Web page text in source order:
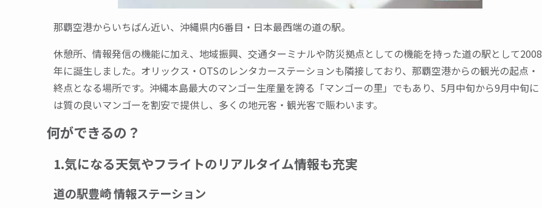
那覇空港からいちばん近い、沖縄県内6番目・日本最西端の道の駅。
休憩所、情報発信の機能に加え、地域振興、交通ターミナルや防災拠点としての機能を持った道の駅として2008
年に誕生しました。オリックス・OTSのレンタカーステーションも隣接しており、那覇空港からの観光の起点・
終点となる場所です。沖縄本島最大のマンゴー生産量を誇る「マンゴーの里」でもあり、5月中旬から9月中旬に
は質の良いマンゴーを割安で提供し、多くの地元客・観光客で賑わいます。
何ができるの？
1.気になる天気やフライトのリアルタイム情報も充実
道の駅豊崎 情報ステーション